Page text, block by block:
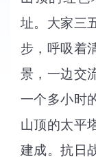
址。大家三
步，呼吸着
景，一边交
一个多小时
山顶的太平
建成。抗日